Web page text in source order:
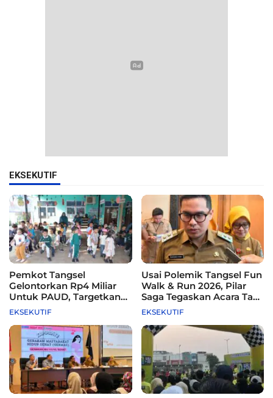
EKSEKUTIF
Pemkot Tangsel
Gelontorkan Rp4 Miliar
Untuk PAUD, Targetkan
115 Sekolah
EKSEKUTIF
Usai Polemik Tangsel Fun
Walk & Run 2026, Pilar
Saga Tegaskan Acara Tak
Difasilitasi Pemkot
EKSEKUTIF